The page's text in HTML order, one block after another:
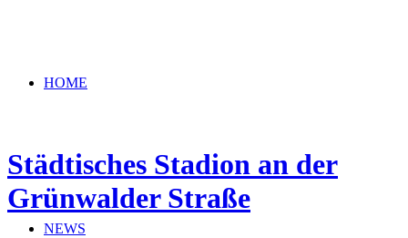
HOME
NEWS
Städtisches Stadion an der
Grünwalder Straße